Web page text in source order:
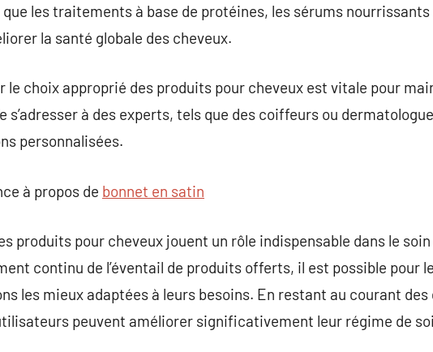
les traitements à base de protéines, les sérums
la santé globale des cheveux.
le choix approprié des produits pour cheveux est vitale pour
s’adresser à des experts, tels que des coiffeurs ou
personnalisées.
à propos de bonnet en satin
produits pour cheveux jouent un rôle indispensable dans le
continu de l’éventail de produits offerts, il est possible pour
les mieux adaptées à leurs besoins. En restant au courant
peuvent améliorer significativement leur régime de